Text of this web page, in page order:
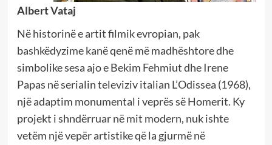
Albert Vataj
Në historinë e artit filmik evropian, pak
bashkëdyzime kanë qenë më madhështore dhe
simbolike sesa ajo e Bekim Fehmiut dhe Irene
Papas në serialin televiziv italian L’Odissea (1968),
një adaptim monumental i veprës së Homerit. Ky
projekt i shndërruar në mit modern, nuk ishte
vetëm një vepër artistike që la gjurmë në